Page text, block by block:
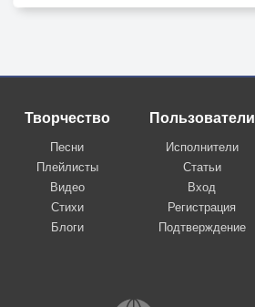
Творчество
Песни
Плейлисты
Видео
Стихи
Блоги
Пользователи
Исполнители
Статьи
Вход
Регистрация
Подтверждение